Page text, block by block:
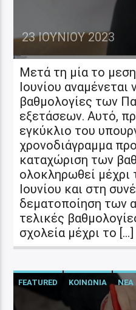
23 ΙΟΥΝΊΟΥ 2023
Μετά τη μία το
Ιουνίου
βαθμολογίες των
εξετάσεων. Αυτό,
εγκύκλιο του
χρονοδιάγραμμα
καταχώριση των
ολοκληρωθεί μέχρι
Ιουνίου και στη
δεματοποίηση των
τελικές
σχολεία μέχρι το […]
FEATURED ΚΟΙΝΩΝΙΑ ΝΕΑ